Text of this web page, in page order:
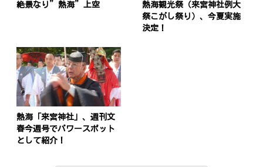
絶景なり”熱海”上空
熱海観光祭（来宮神社例大
祭こがし祭り）、今夏実施
決定！
熱海「来宮神社」、週刊文
春今週号でパワースポット
として紹介！